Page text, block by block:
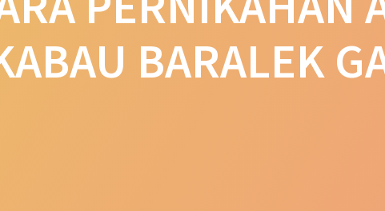
BARALEK